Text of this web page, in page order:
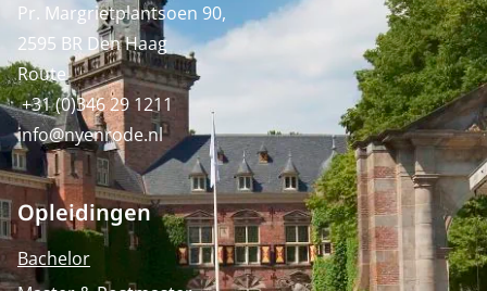
Pr. Margrietplantsoen 90,
2595 BR Den Haag
Route
+31 (0)346 29 1211
info@nyenrode.nl
Opleidingen
Bachelor